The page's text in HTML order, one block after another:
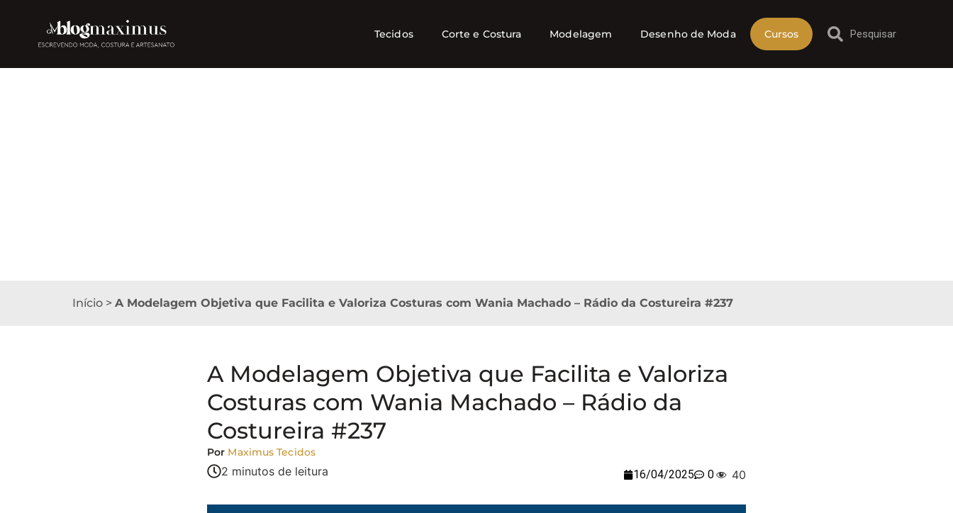
Tecidos Corte e Costura Modelagem Desenho de Moda Cursos
Início > A Modelagem Objetiva que Facilita e Valoriza Costuras com Wania Machado – Rádio da Costureira #237
A Modelagem Objetiva que Facilita e Valoriza
Costuras com Wania Machado – Rádio da
Costureira #237
Por Maximus Tecidos
16/04/2025 0 40